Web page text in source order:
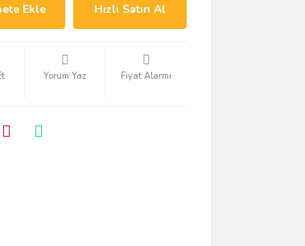
Ekle Hızlı Satın Al
Yorum Yaz Fiyat Alarmı